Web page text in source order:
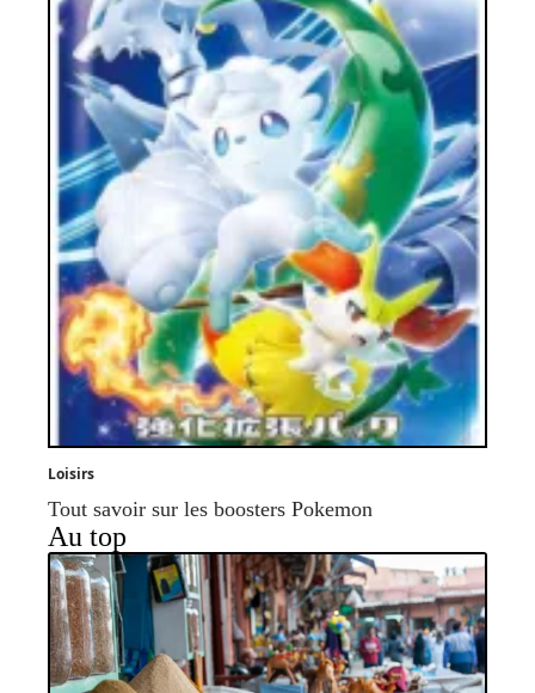
Loisirs
Tout savoir sur les boosters Pokemon
Au top